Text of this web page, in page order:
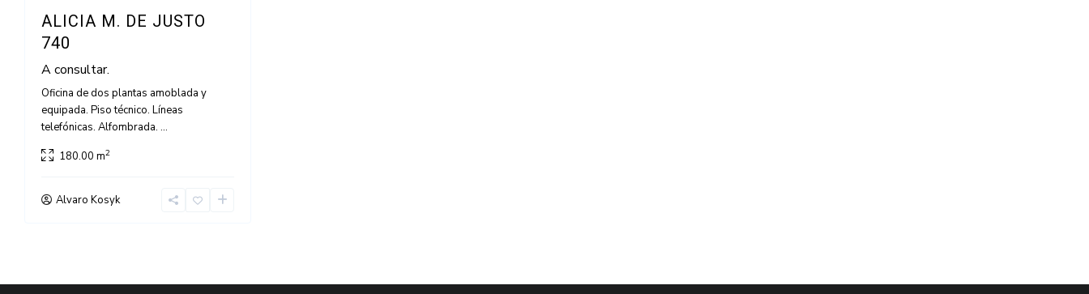
ALICIA M. DE JUSTO
740
A consultar.
Oficina de dos plantas amoblada y
equipada. Piso técnico. Líneas
telefónicas. Alfombrada....
180.00 m2
Alvaro Kosyk